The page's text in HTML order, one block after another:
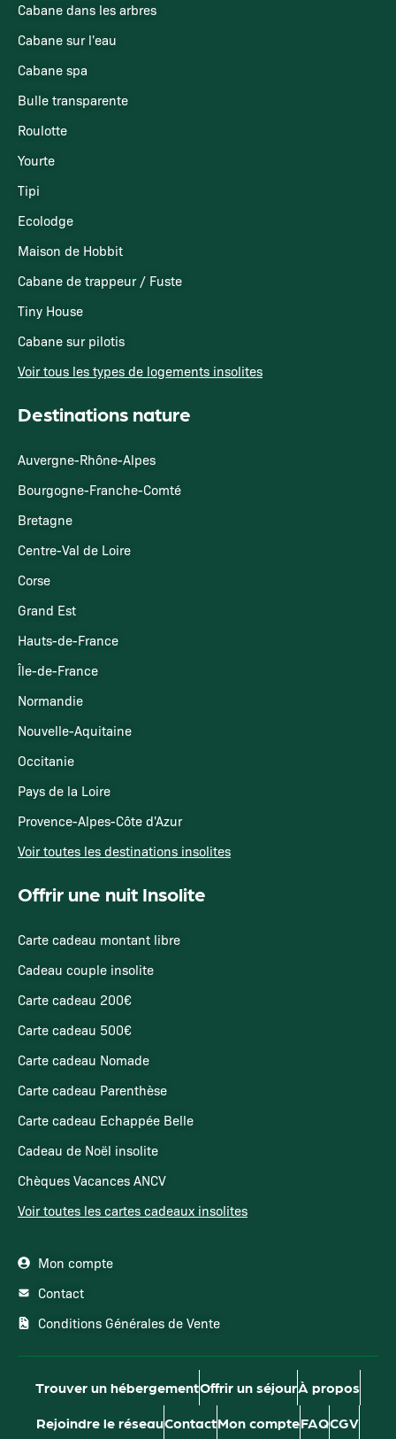
Cabane dans les arbres
Cabane sur l'eau
Cabane spa
Bulle transparente
Roulotte
Yourte
Tipi
Ecolodge
Maison de Hobbit
Cabane de trappeur / Fuste
Tiny House
Cabane sur pilotis
Voir tous les types de logements insolites
Destinations nature
Auvergne-Rhône-Alpes
Bourgogne-Franche-Comté
Bretagne
Centre-Val de Loire
Corse
Grand Est
Hauts-de-France
Île-de-France
Normandie
Nouvelle-Aquitaine
Occitanie
Pays de la Loire
Provence-Alpes-Côte d'Azur
Voir toutes les destinations insolites
Offrir une nuit Insolite
Carte cadeau montant libre
Cadeau couple insolite
Carte cadeau 200€
Carte cadeau 500€
Carte cadeau Nomade
Carte cadeau Parenthèse
Carte cadeau Echappée Belle
Cadeau de Noël insolite
Chèques Vacances ANCV
Voir toutes les cartes cadeaux insolites
Mon compte
Contact
Conditions Générales de Vente
Trouver un hébergementOffrir un séjourÀ propos
Rejoindre le réseauContactMon compteFAQCGV